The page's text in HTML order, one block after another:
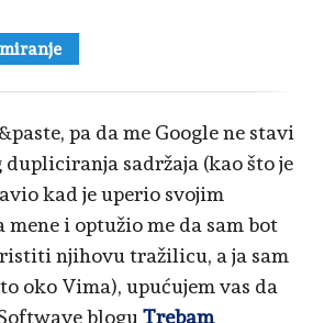
pa da me Google ne stavi
sadržaja (kao što je
kad je uperio svojim
i optužio me da sam bot
njihovu tražilicu, a ja sam
oko Vima), upućujem vas da
blogu Trebam